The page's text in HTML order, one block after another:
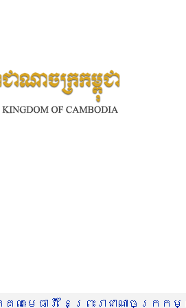
មេធាវី នៃព្រះរាជាណាច